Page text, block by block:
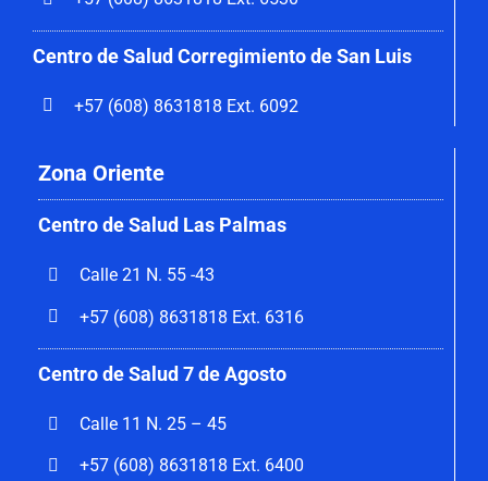
Centro de Salud Corregimiento de San Luis
+57 (608) 8631818 Ext. 6092
Zona Oriente
Centro de Salud Las Palmas
Calle 21 N. 55 -43
+57 (608) 8631818 Ext. 6316
Centro de Salud 7 de Agosto
Calle 11 N. 25 – 45
+57 (608) 8631818 Ext. 6400